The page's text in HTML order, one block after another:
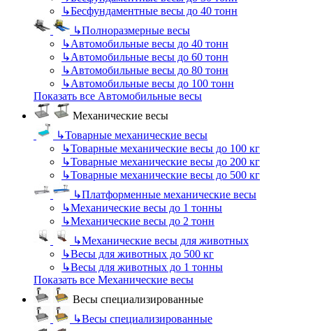
↳Бесфундаментные весы до 40 тонн
↳Полноразмерные весы
↳Автомобильные весы до 40 тонн
↳Автомобильные весы до 60 тонн
↳Автомобильные весы до 80 тонн
↳Автомобильные весы до 100 тонн
Показать все Автомобильные весы
Механические весы
↳Товарные механические весы
↳Товарные механические весы до 100 кг
↳Товарные механические весы до 200 кг
↳Товарные механические весы до 500 кг
↳Платформенные механические весы
↳Механические весы до 1 тонны
↳Механические весы до 2 тонн
↳Механические весы для животных
↳Весы для животных до 500 кг
↳Весы для животных до 1 тонны
Показать все Механические весы
Весы специализированные
↳Весы специализированные